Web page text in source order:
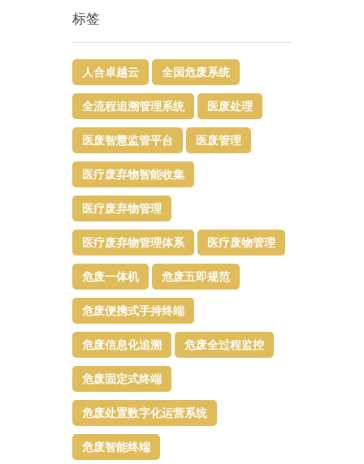
标签
人合卓越云 全国危废系统
全流程追溯管理系统 医废处理
医废智慧监管平台​ 医废管理
医疗废弃物智能收集
医疗废弃物管理​
医疗废弃物管理体系 医疗废物管理
危废一体机 危废五即规范
危废便携式手持终端
危废信息化追溯 危废全过程监控
危废固定式终端
危废处置数字化运营系统
危废智能终端